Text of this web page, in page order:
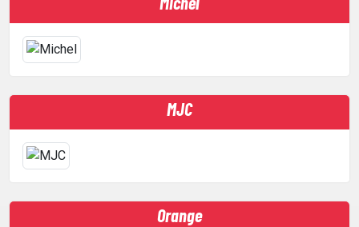
MJC
Orange